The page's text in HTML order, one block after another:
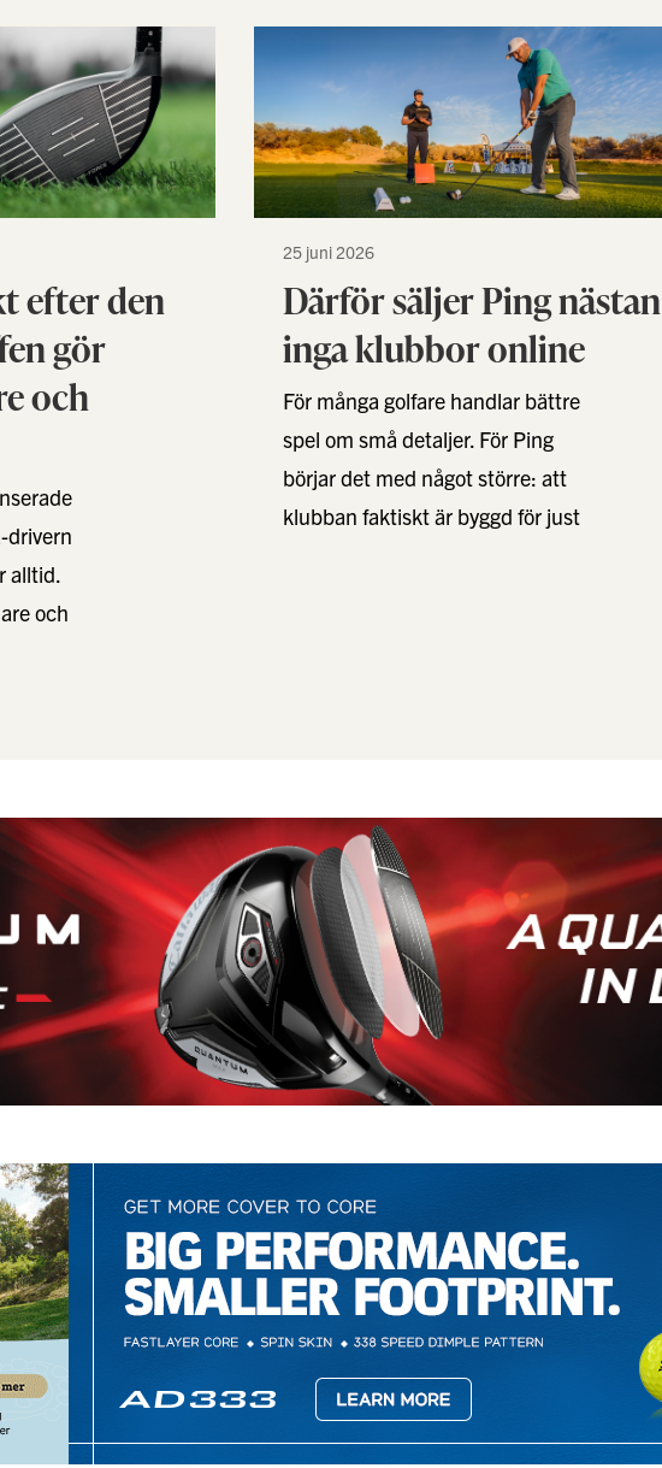
efter den
gör
och
drivern
alltid.
och
25 juni 2026
Därför säljer Ping nästan
inga klubbor online
För många golfare handlar bättre
spel om små detaljer. För Ping
börjar det med något större: att
klubban faktiskt är byggd för just